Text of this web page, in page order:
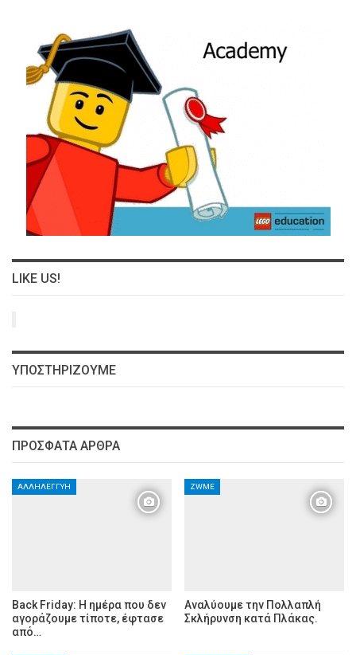
LIKE US!
ΥΠΟΣΤΗΡΊΖΟΥΜΕ
ΠΡΌΣΦΑΤΑ ΆΡΘΡΑ
ΑΛΛΗΛΕΓΓΎΗ
Back Friday: H ημέρα που δεν
αγοράζουμε τίποτε, έφτασε
από…
ZWME
Αναλύουμε την Πολλαπλή
Σκλήρυνση κατά Πλάκας.